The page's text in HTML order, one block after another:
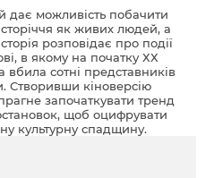
дає можливість побачити
як живих людей, а
розповідає про події
в якому на початку ХХ
вбила сотні представників
Створивши кіноверсію
започаткувати тренд
щоб оцифрувати
культурну спадщину.